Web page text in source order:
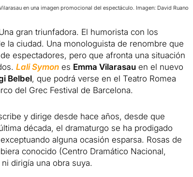
en una imagen promocional del espectáculo. Imagen: David Ruano
gran triunfadora. El humorista con los
la ciudad. Una monologuista de renombre que
espectadores, pero que afronta una situación
Lali Symones Emma Vilarasauen el nuevo
Belbel, que podrá verse en el Teatro Romea
del Grec Festival de Barcelona.
y dirige desde hace años, desde que
década, el dramaturgo se ha prodigado
alguna ocasión esparsa. Rosas de
conocido (Centro Dramático Nacional,
dirigía una obra suya.